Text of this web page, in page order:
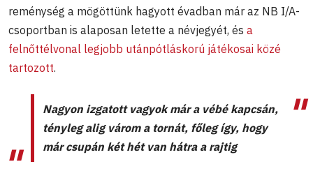
reménység a mögöttünk hagyott évadban már az NB I/A-
csoportban is alaposan letette a névjegyét, és a
felnőttélvonal legjobb utánpótláskorú játékosai közé
tartozott.
Nagyon izgatott vagyok már a vébé kapcsán,
tényleg alig várom a tornát, főleg így, hogy
már csupán két hét van hátra a rajtig